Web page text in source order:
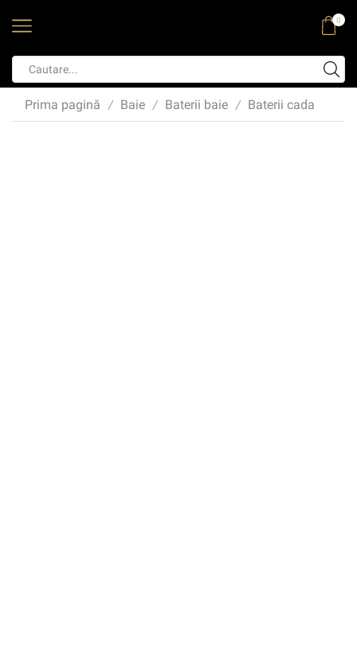
0
Prima pagină / Baie / Baterii baie / Baterii cada